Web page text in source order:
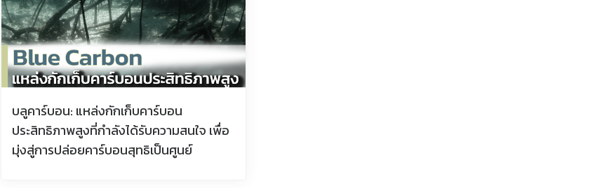
บลูคาร์บอน: แหล่งกักเก็บคาร์บอน
ประสิทธิภาพสูงที่กำลังได้รับความสนใจ เพื่อ
มุ่งสู่การปล่อยคาร์บอนสุทธิเป็นศูนย์